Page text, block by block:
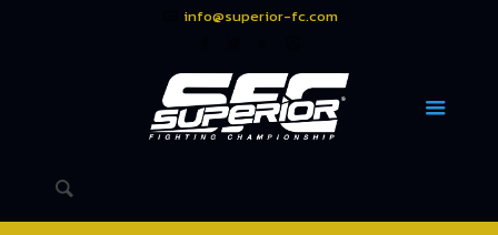
info@superior-fc.com